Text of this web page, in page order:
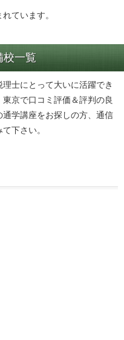
ています。
校一覧
士にとって大いに活躍でき
京で口コミ評価＆評判の良
学講座をお探しの方、通信
下さい。